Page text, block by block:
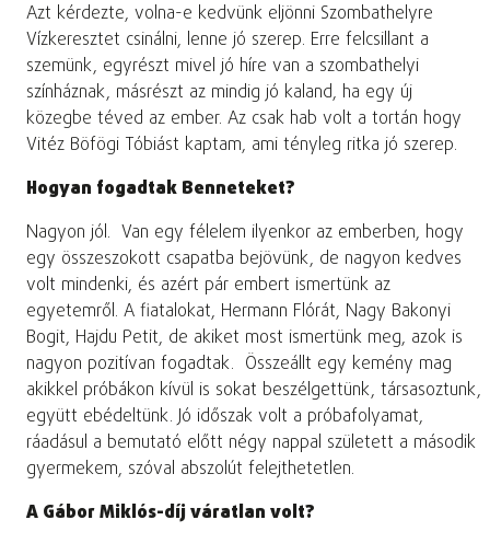
Azt kérdezte, volna-e kedvünk eljönni Szombathelyre
Vízkeresztet csinálni, lenne jó szerep. Erre felcsillant a
szemünk, egyrészt mivel jó híre van a szombathelyi
színháznak, másrészt az mindig jó kaland, ha egy új
közegbe téved az ember. Az csak hab volt a tortán hogy
Vitéz Böfögi Tóbiást kaptam, ami tényleg ritka jó szerep.
Hogyan fogadtak Benneteket?
Nagyon jól. Van egy félelem ilyenkor az emberben, hogy
egy összeszokott csapatba bejövünk, de nagyon kedves
volt mindenki, és azért pár embert ismertünk az
egyetemről. A fiatalokat, Hermann Flórát, Nagy Bakonyi
Bogit, Hajdu Petit, de akiket most ismertünk meg, azok is
nagyon pozitívan fogadtak. Összeállt egy kemény mag
akikkel próbákon kívül is sokat beszélgettünk, társasoztunk,
együtt ebédeltünk. Jó időszak volt a próbafolyamat,
ráadásul a bemutató előtt négy nappal született a második
gyermekem, szóval abszolút felejthetetlen.
A Gábor Miklós-díj váratlan volt?